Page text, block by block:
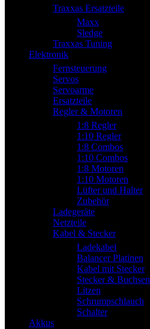
Traxxas Ersatzteile
Maxx
Sledge
Traxxas Tuning
Elektronik
Fernsteuerung
Servos
Servoarme
Ersatzteile
Regler & Motoren
1:8 Regler
1:10 Regler
1:8 Combos
1:10 Combos
1:8 Motoren
1:10 Motoren
Lüfter und Halter
Zubehör
Ladegeräte
Netzteile
Kabel & Stecker
Ladekabel
Balancer Platinen
Kabel mit Stecker
Stecker & Buchsen
Litzen
Schrumpschlauch
Schalter
Akkus